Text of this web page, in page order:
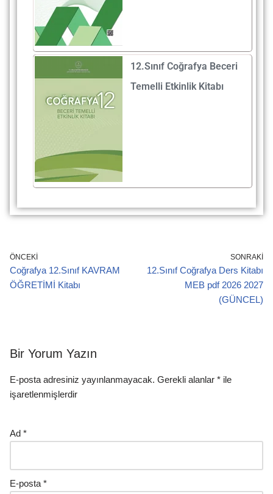
12.Sınıf Coğrafya Beceri
Temelli Etkinlik Kitabı
ÖNCEKI
Coğrafya 12.Sınıf KAVRAM
ÖĞRETİMİ Kitabı
SONRAKI
12.Sınıf Coğrafya Ders Kitabı
MEB pdf 2026 2027
(GÜNCEL)
Bir Yorum Yazın
E-posta adresiniz yayınlanmayacak. Gerekli alanlar * ile
işaretlenmişlerdir
Ad *
E-posta *